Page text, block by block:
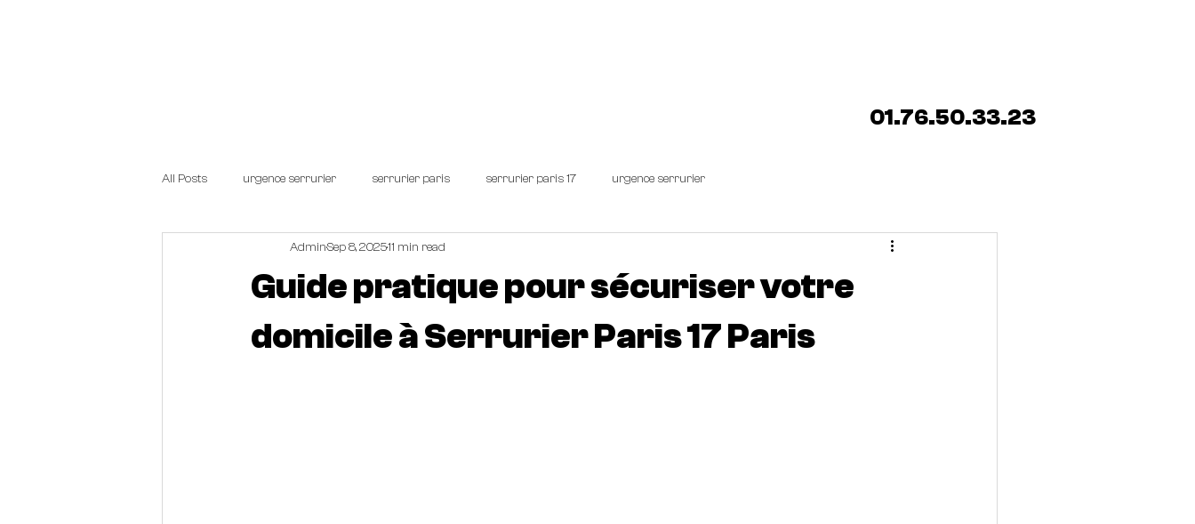
01.76.50.33.23
All Posts urgence serrurier serrurier paris serrurier paris 17 urgence serrurier
Guide pratique pour sécuriser votre
domicile à Serrurier Paris 17 Paris
AdminSep 8, 202511 min read